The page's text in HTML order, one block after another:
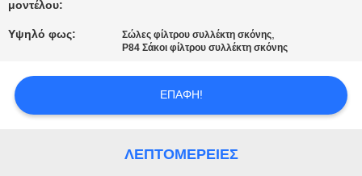
ΣΕ
ΕΠΑΦΉ
ΕΙΔΉΣΕΙΣ
ΖΗΤΉΣΤΕ
μοντέλου:
Υψηλό φως: Σώλες φίλτρου συλλέκτη σκόνης,
P84 Σάκοι φίλτρου συλλέκτη σκόνης
ΕΠΑΦΉ!
ΛΕΠΤΟΜΈΡΕΙΕΣ